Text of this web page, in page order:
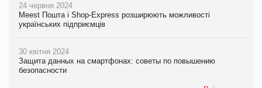
24 червня 2024
Meest Пошта і Shop-Express розширюють можливості
українських підприємців
30 квітня 2024
Защита данных на смартфонах: советы по повышению
безопасности